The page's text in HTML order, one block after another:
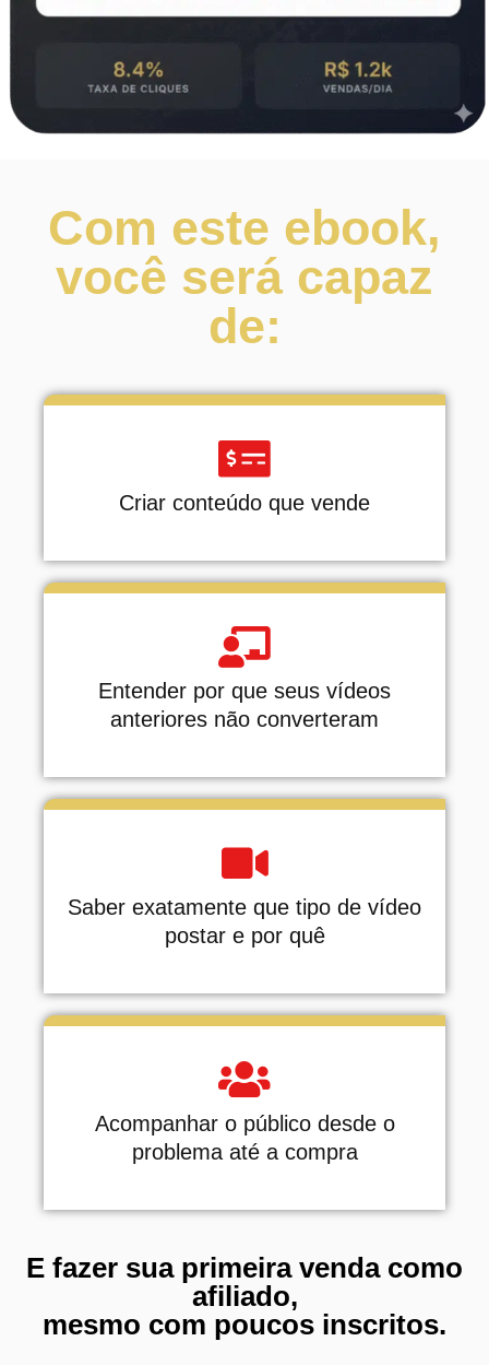
Com este ebook,
você será capaz
de:
Criar conteúdo que vende
Entender por que seus vídeos
anteriores não converteram
Saber exatamente que tipo de vídeo
postar e por quê
Acompanhar o público desde o
problema até a compra
E fazer sua primeira venda como
afiliado,
mesmo com poucos inscritos.